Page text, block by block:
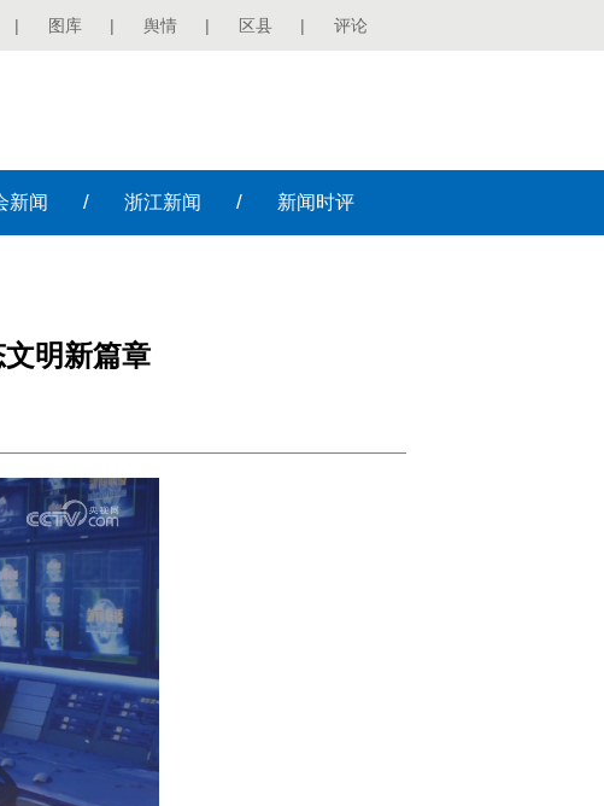
| 图库 | 舆情 | 区县 | 评论
新闻 / 浙江新闻 / 新闻时评
文明新篇章